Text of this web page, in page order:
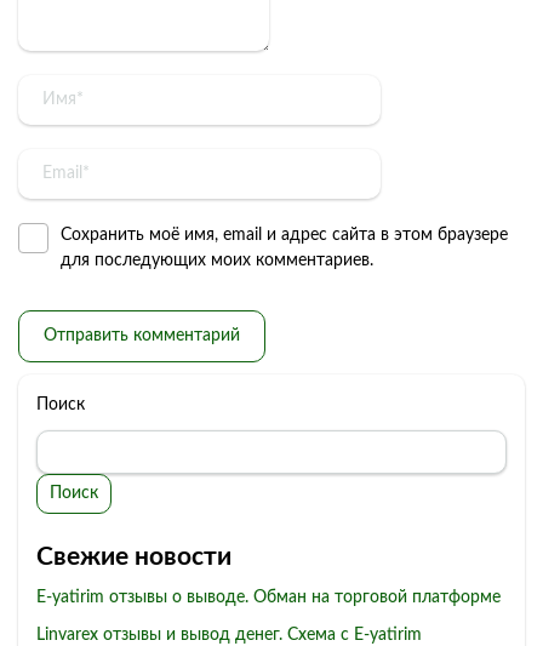
Сохранить моё имя, email и адрес сайта в этом браузере
для последующих моих комментариев.
Поиск
Поиск
Свежие новости
E-yatirim отзывы о выводе. Обман на торговой платформе
Linvarex отзывы и вывод денег. Схема с E-yatirim